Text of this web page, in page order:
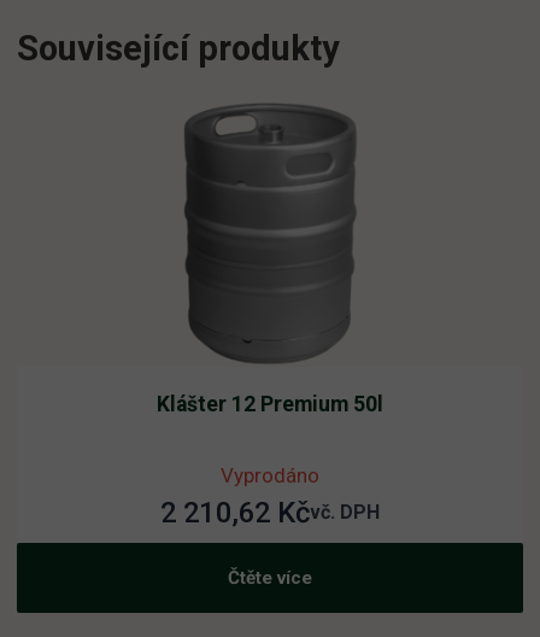
Související produkty
Klášter 12 Premium 50l
Vyprodáno
2 210,62 Kčvč. DPH
Čtěte více